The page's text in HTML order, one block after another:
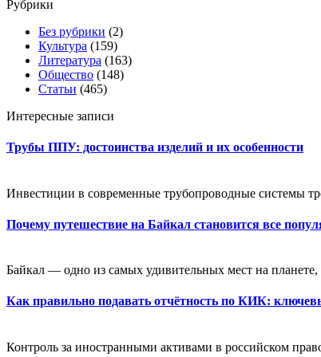
Рубрики
Без рубрики (2)
Культура (159)
Литература (163)
Общество (148)
Статьи (465)
Интересные записи
Трубы ППУ: достоинства изделий и их особенности
Инвестиции в современные трубопроводные системы
Почему путешествие на Байкал становится все
Байкал — одно из самых удивительных мест на планете,
Как правильно подавать отчётность по КИК:
Контроль за иностранными активами в российском